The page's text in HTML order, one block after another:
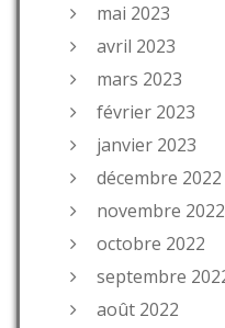
mai 2023
avril 2023
mars 2023
février 2023
janvier 2023
décembre 2022
novembre 2022
octobre 2022
septembre
août 2022